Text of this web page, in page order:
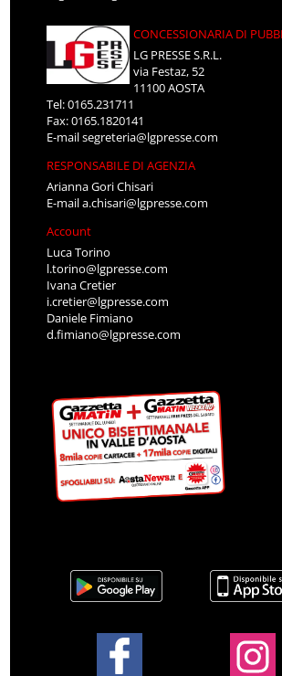
CONCESSIONARIA DI
LG PRESSE S.R.L.
via Festaz, 52
11100 AOSTA
Tel: 0165.231711
Fax: 0165.1820141
E-mailsegreteria@lgpresse.com
RESPONSABILE DI AGENZIA
Arianna Gori Chisari
E-maila.chisari@lgpresse.com
Account
Luca Torino
l.torino@lgpresse.com
Ivana Cretier
i.cretier@lgpresse.com
Daniele Fimiano
d.fimiano@lgpresse.com